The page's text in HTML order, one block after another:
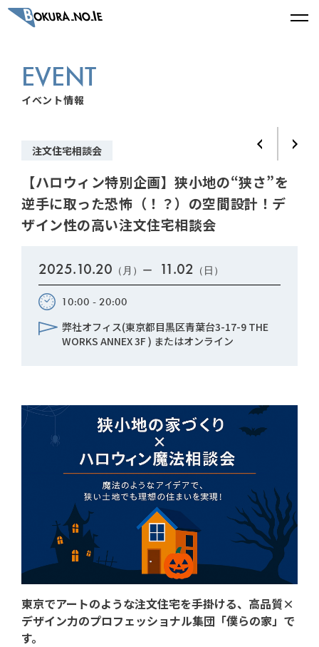
EVENT
イベント情報
注文住宅相談会
【ハロウィン特別企画】狭小地の“狭さ”を
逆手に取った恐怖（！？）の空間設計！デ
ザイン性の高い注文住宅相談会
2025.10.20 （月）ー 11.02 （日）
10:00 - 20:00
弊社オフィス(東京都目黒区青葉台3-17-9 THE
WORKS ANNEX 3F ) またはオンライン
東京でアートのような注文住宅を手掛ける、高品質×
デザイン力のプロフェッショナル集団「僕らの家」で
す。